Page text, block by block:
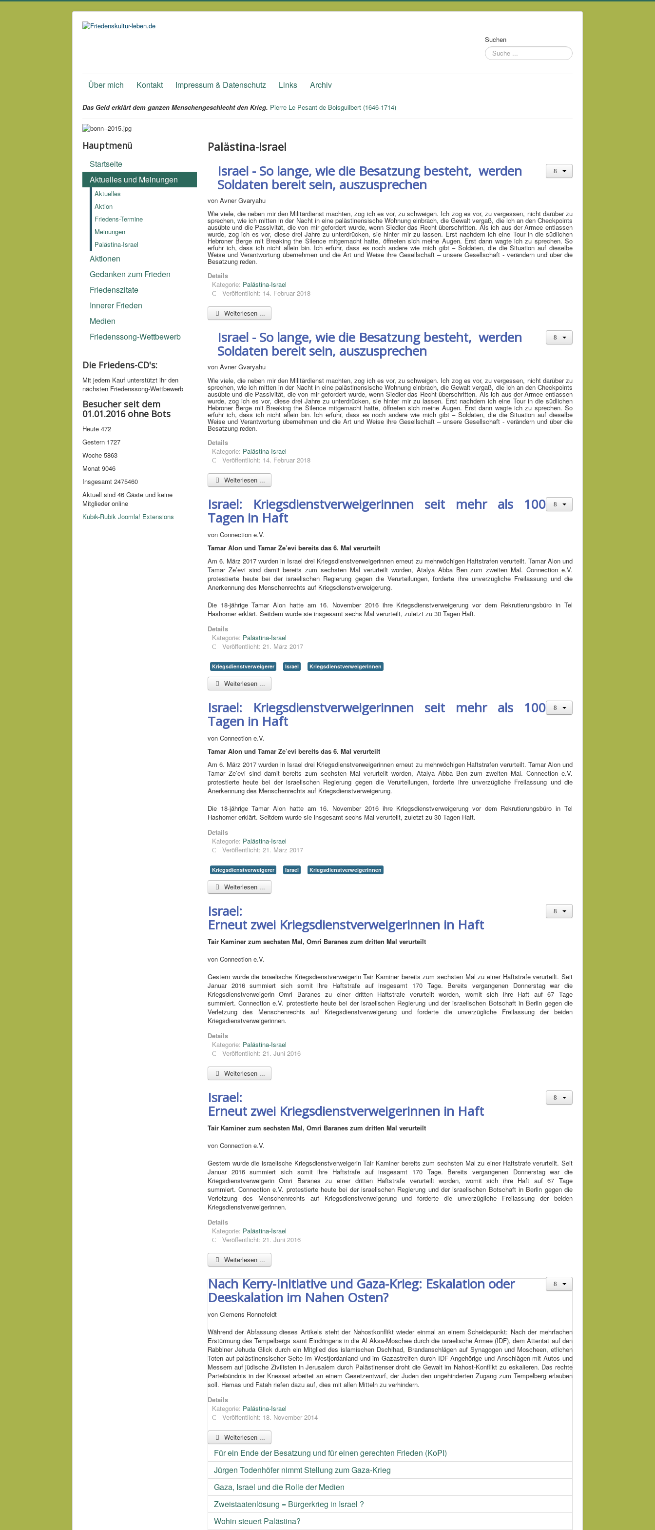
Suchen
Über mich Kontakt Impressum & Datenschutz Links Archiv
Das Geld erklärt dem ganzen Menschengeschlecht den Krieg. Pierre Le Pesant de Boisguilbert (1646-1714)
Hauptmenü
Startseite
Aktuelles und Meinungen
Aktuelles
Aktion
Friedens-Termine
Meinungen
Palästina-Israel
Aktionen
Gedanken zum Frieden
Friedenszitate
Innerer Frieden
Medien
Friedenssong-Wettbewerb
Die Friedens-CD's:
Mit jedem Kauf unter­stützt ihr den
nächsten Friedens­song-­Wettbe­werb
Besucher seit dem
01.01.2016 ohne Bots
Heute 472
Gestern 1727
Woche 5863
Monat 9046
Insgesamt 2475460
Aktuell sind 46 Gäste und keine
Mitglieder online
Kubik-Rubik Joomla! Extensions
Palästina-Israel
Israel - So lange, wie die Besatzung besteht, werden
Soldaten bereit sein, auszusprechen
von Avner Gvaryahu
Wie viele, die neben mir den Militärdienst machten, zog ich es vor, zu schweigen. Ich zog es vor, zu vergessen, nicht darüber zu
sprechen, wie ich mitten in der Nacht in eine palästinensische Wohnung einbrach, die Gewalt vergaß, die ich an den Checkpoints
ausübte und die Passivität, die von mir gefordert wurde, wenn Siedler das Recht überschritten. Als ich aus der Armee entlassen
wurde, zog ich es vor, diese drei Jahre zu unterdrücken, sie hinter mir zu lassen. Erst nachdem ich eine Tour in die südlichen
Hebroner Berge mit Breaking the Silence mitgemacht hatte, öffneten sich meine Augen. Erst dann wagte ich zu sprechen. So
erfuhr ich, dass ich nicht allein bin. Ich erfuhr, dass es noch andere wie mich gibt – Soldaten, die die Situation auf dieselbe
Weise und Verantwortung übernehmen und die Art und Weise ihre Gesellschaft – unsere Gesellschaft - verändern und über die
Besatzung reden.
Details
Kategorie: Palästina-Israel
Veröffentlicht: 14. Februar 2018
Weiterlesen ...
Israel - So lange, wie die Besatzung besteht, werden
Soldaten bereit sein, auszusprechen
von Avner Gvaryahu
Wie viele, die neben mir den Militärdienst machten, zog ich es vor, zu schweigen. Ich zog es vor, zu vergessen, nicht darüber zu
sprechen, wie ich mitten in der Nacht in eine palästinensische Wohnung einbrach, die Gewalt vergaß, die ich an den Checkpoints
ausübte und die Passivität, die von mir gefordert wurde, wenn Siedler das Recht überschritten. Als ich aus der Armee entlassen
wurde, zog ich es vor, diese drei Jahre zu unterdrücken, sie hinter mir zu lassen. Erst nachdem ich eine Tour in die südlichen
Hebroner Berge mit Breaking the Silence mitgemacht hatte, öffneten sich meine Augen. Erst dann wagte ich zu sprechen. So
erfuhr ich, dass ich nicht allein bin. Ich erfuhr, dass es noch andere wie mich gibt – Soldaten, die die Situation auf dieselbe
Weise und Verantwortung übernehmen und die Art und Weise ihre Gesellschaft – unsere Gesellschaft - verändern und über die
Besatzung reden.
Details
Kategorie: Palästina-Israel
Veröffentlicht: 14. Februar 2018
Weiterlesen ...
Israel: Kriegsdienstverweigerinnen seit mehr als 100
Tagen in Haft
von Connection e.V.
Tamar Alon und Tamar Ze’evi bereits das 6. Mal verurteilt
Am 6. März 2017 wurden in Israel drei Kriegsdienstverweigerinnen erneut zu mehrwöchigen Haftstrafen verurteilt. Tamar Alon und
Tamar Ze’evi sind damit bereits zum sechsten Mal verurteilt worden, Atalya Abba Ben zum zweiten Mal. Connection e.V.
protestierte heute bei der israelischen Regierung gegen die Verurteilungen, forderte ihre unverzügliche Freilassung und die
Anerkennung des Menschenrechts auf Kriegsdienstverweigerung.
Die 18-jährige Tamar Alon hatte am 16. November 2016 ihre Kriegsdienstverweigerung vor dem Rekrutierungsbüro in Tel
Hashomer erklärt. Seitdem wurde sie insgesamt sechs Mal verurteilt, zuletzt zu 30 Tagen Haft.
Details
Kategorie: Palästina-Israel
Veröffentlicht: 21. März 2017
Kriegsdienstverweigerer Israel Kriegsdienstverweigerinnen
Weiterlesen ...
Israel: Kriegsdienstverweigerinnen seit mehr als 100
Tagen in Haft
von Connection e.V.
Tamar Alon und Tamar Ze’evi bereits das 6. Mal verurteilt
Am 6. März 2017 wurden in Israel drei Kriegsdienstverweigerinnen erneut zu mehrwöchigen Haftstrafen verurteilt. Tamar Alon und
Tamar Ze’evi sind damit bereits zum sechsten Mal verurteilt worden, Atalya Abba Ben zum zweiten Mal. Connection e.V.
protestierte heute bei der israelischen Regierung gegen die Verurteilungen, forderte ihre unverzügliche Freilassung und die
Anerkennung des Menschenrechts auf Kriegsdienstverweigerung.
Die 18-jährige Tamar Alon hatte am 16. November 2016 ihre Kriegsdienstverweigerung vor dem Rekrutierungsbüro in Tel
Hashomer erklärt. Seitdem wurde sie insgesamt sechs Mal verurteilt, zuletzt zu 30 Tagen Haft.
Details
Kategorie: Palästina-Israel
Veröffentlicht: 21. März 2017
Kriegsdienstverweigerer Israel Kriegsdienstverweigerinnen
Weiterlesen ...
Israel:
Erneut zwei Kriegsdienstverweigerinnen in Haft
Tair Kaminer zum sechsten Mal, Omri Baranes zum dritten Mal verurteilt
von Connection e.V.
Gestern wurde die israelische Kriegsdienstverweigerin Tair Kaminer bereits zum sechsten Mal zu einer Haftstrafe verurteilt. Seit
Januar 2016 summiert sich somit ihre Haftstrafe auf insgesamt 170 Tage. Bereits vergangenen Donnerstag war die
Kriegsdienstverweigerin Omri Baranes zu einer dritten Haftstrafe verurteilt worden, womit sich ihre Haft auf 67 Tage
summiert. Connection e.V. protestierte heute bei der israelischen Regierung und der israelischen Botschaft in Berlin gegen die
Verletzung des Menschenrechts auf Kriegsdienstverweigerung und forderte die unverzügliche Freilassung der beiden
Kriegsdienstverweigerinnen.
Details
Kategorie: Palästina-Israel
Veröffentlicht: 21. Juni 2016
Weiterlesen ...
Israel:
Erneut zwei Kriegsdienstverweigerinnen in Haft
Tair Kaminer zum sechsten Mal, Omri Baranes zum dritten Mal verurteilt
von Connection e.V.
Gestern wurde die israelische Kriegsdienstverweigerin Tair Kaminer bereits zum sechsten Mal zu einer Haftstrafe verurteilt. Seit
Januar 2016 summiert sich somit ihre Haftstrafe auf insgesamt 170 Tage. Bereits vergangenen Donnerstag war die
Kriegsdienstverweigerin Omri Baranes zu einer dritten Haftstrafe verurteilt worden, womit sich ihre Haft auf 67 Tage
summiert. Connection e.V. protestierte heute bei der israelischen Regierung und der israelischen Botschaft in Berlin gegen die
Verletzung des Menschenrechts auf Kriegsdienstverweigerung und forderte die unverzügliche Freilassung der beiden
Kriegsdienstverweigerinnen.
Details
Kategorie: Palästina-Israel
Veröffentlicht: 21. Juni 2016
Weiterlesen ...
Nach Kerry-Initiative und Gaza-Krieg: Eskalation oder
Deeskalation im Nahen Osten?
von Clemens Ronnefeldt
Während der Abfassung dieses Artikels steht der Nahostkonflikt wieder einmal an einem Scheidepunkt: Nach der mehrfachen
Erstürmung des Tempelbergs samt Eindringens in die Al Aksa-Moschee durch die israelische Armee (IDF), dem Attentat auf den
Rabbiner Jehuda Glick durch ein Mitglied des islamischen Dschihad, Brandanschlägen auf Synagogen und Moscheen, etlichen
Toten auf palästinensischer Seite im Westjordanland und im Gazastreifen durch IDF-Angehörige und Anschlägen mit Autos und
Messern auf jüdische Zivilisten in Jerusalem durch Palästinenser droht die Gewalt im Nahost-Konflikt zu eskalieren. Das rechte
Parteibündnis in der Knesset arbeitet an einem Gesetzentwurf, der Juden den ungehinderten Zugang zum Tempelberg erlauben
soll. Hamas und Fatah riefen dazu auf, dies mit allen Mitteln zu verhindern.
Details
Kategorie: Palästina-Israel
Veröffentlicht: 18. November 2014
Weiterlesen ...
Für ein Ende der Besatzung und für einen gerechten Frieden (KoPI)
Jürgen Todenhöfer nimmt Stellung zum Gaza-Krieg
Gaza, Israel und die Rolle der Medien
Zweistaatenlösung = Bürgerkrieg in Israel ?
Wohin steuert Palästina?